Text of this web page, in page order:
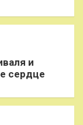
и
сердце